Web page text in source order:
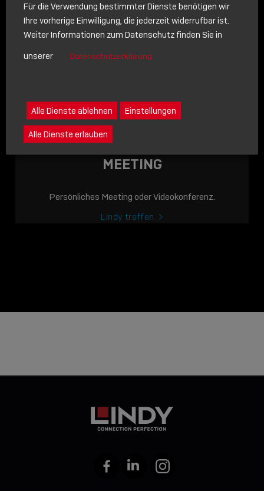
LINDY ACADEMY
JETZT ONLINE
VERFÜGBAR: DIE
LINDY ACADEMY –
WISSEN, DAS
NACHRICHT
Schreiben Sie lieber? Dann schicken Sie uns gerne eine
MEETING
Persönliches Meeting oder Videokonferenz.
Lindy treffen
FacebookLinkedIn Instagram
Für die Verwendung bestimmter Dienste benötigen wir
Ihre vorherige Einwilligung, die jederzeit widerrufbar ist.
Weiter Informationen zum Datenschutz finden Sie in
unserer
Datenschutzerklärung
Alle Dienste ablehnen Einstellungen
Alle Dienste erlauben